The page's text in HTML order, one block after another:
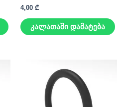
4,00 ₾
კალათაში დამატება